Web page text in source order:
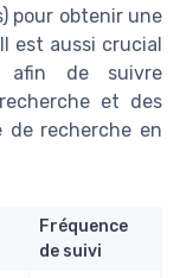
pour obtenir une
est aussi crucial
afin de suivre
et des
recherche en
Fréquence
de suivi